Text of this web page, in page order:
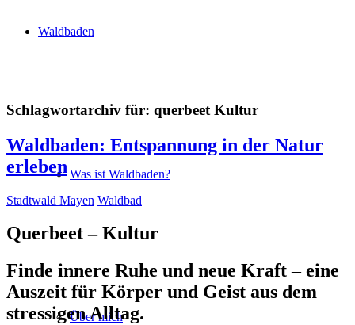
Waldbaden
Was ist Waldbaden?
Über mich
Schlagwortarchiv für: querbeet Kultur
Waldbaden: Entspannung in der Natur
erleben
Stadtwald Mayen Waldbad
Querbeet – Kultur
Finde innere Ruhe und neue Kraft – eine
Auszeit für Körper und Geist aus dem
stressigen Alltag.